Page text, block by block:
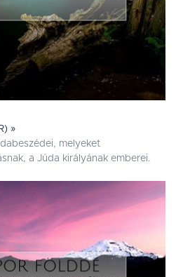
»
melyeket
a Júda királyának emberei.